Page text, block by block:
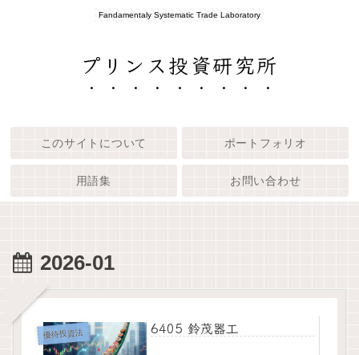
Fandamentaly Systematic Trade Laboratory
プリンス投資研究所
このサイトについて ポートフォリオ
用語集 お問い合わせ
2026-01
優待投資法 6405 鈴茂器工